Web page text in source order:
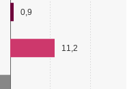
0,9
11,2